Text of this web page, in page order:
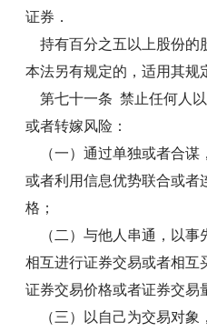
证券．
持有百分之五以上股份的
本法另有规定的，适用其规
第七十一条 禁止任何人
或者转嫁风险：
（一）通过单独或者合谋
或者利用信息优势联合或
格；
（二）与他人串通，以事
相互进行证券交易或者相
证券交易价格或者证券交易
（三）以自己为交易对象